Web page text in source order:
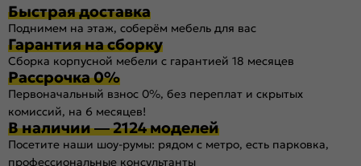
Быстрая доставка
Поднимем на этаж, соберём мебель для вас
Гарантия на сборку
Сборка корпусной мебели с гарантией 18 месяцев
Рассрочка 0%
Первоначальный взнос 0%, без переплат и скрытых
комиссий, на 6 месяцев!
В наличии — 2124 моделей
Посетите наши шоу-румы: рядом с метро, есть парковка,
профессиональные консультанты